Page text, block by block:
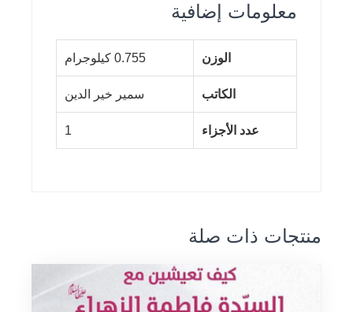
معلومات إضافية
الوزن 0.755 كيلوجرام
الكاتب سمير خير الدين
عدد الأجزاء 1
منتجات ذات صلة